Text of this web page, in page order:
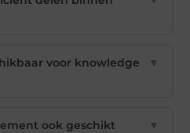
voor knowledge
▼
ook geschikt
▼